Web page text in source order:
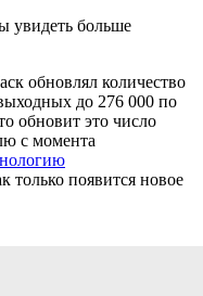
увидеть больше
обновлял количество
до 276 000 по
обновит это число
с момента
только появится новое